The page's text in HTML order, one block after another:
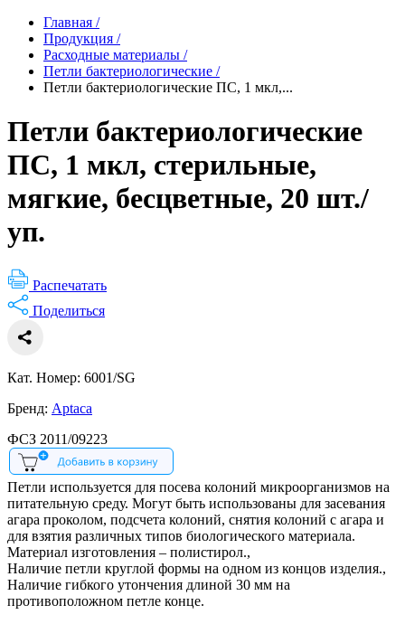
Главная /
Продукция /
Расходные материалы /
Петли бактериологические /
Петли бактериологические ПС, 1 мкл,...
Петли бактериологические
ПС, 1 мкл, стерильные,
мягкие, бесцветные, 20 шт./
уп.
Распечатать
Поделиться
Кат. Номер: 6001/SG
Бренд: Aptaca
ФСЗ 2011/09223
Петли используется для посева колоний микроорганизмов на
питательную среду. Могут быть использованы для засевания
агара проколом, подсчета колоний, снятия колоний с агара и
для взятия различных типов биологического материала.
Материал изготовления – полистирол.,
Наличие петли круглой формы на одном из концов изделия.,
Наличие гибкого утончения длиной 30 мм на
противоположном петле конце.